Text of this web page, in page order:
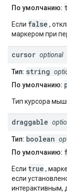
По умолчанию:
Если false ,
маркером при
cursor optional
Тип: string
По умолчанию:
Тип курсора
draggable
Тип: boolean
По умолчанию:
Если true ,
если
интерактивным,